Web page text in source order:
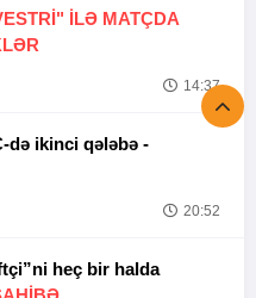
İLƏ MATÇDA
14:37
Tofiq Musayevdən UFC-də ikinci qələbə -
20:52
heç bir halda